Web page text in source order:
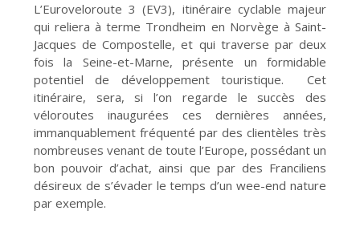
L’Euroveloroute 3 (EV3), itinéraire cyclable majeur
qui reliera à terme Trondheim en Norvège à Saint-
Jacques de Compostelle, et qui traverse par deux
fois la Seine-et-Marne, présente un formidable
potentiel de développement touristique. Cet
itinéraire, sera, si l’on regarde le succès des
véloroutes inaugurées ces dernières années,
immanquablement fréquenté par des clientèles très
nombreuses venant de toute l’Europe, possédant un
bon pouvoir d’achat, ainsi que par des Franciliens
désireux de s’évader le temps d’un wee-end nature
par exemple.